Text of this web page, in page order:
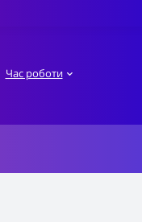
Час роботи